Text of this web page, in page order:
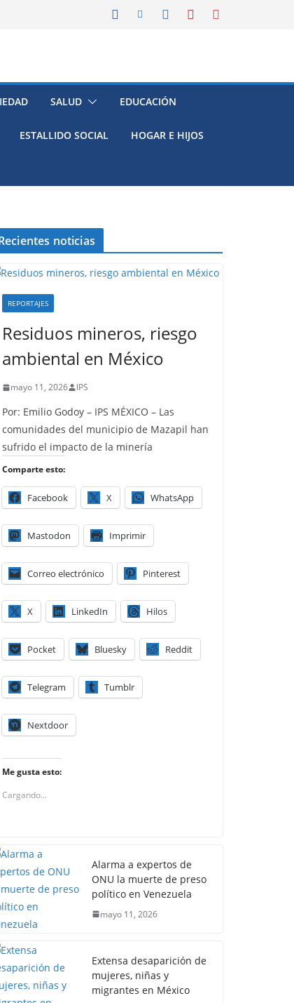
SALUD EDUCACIÓN
ESTALLIDO SOCIAL HOGAR E HIJOS
noticias
REPORTAJES
Residuos mineros, riesgo
ambiental en México
mayo 11, 2026 IPS
Por: Emilio Godoy – IPS MÉXICO – Las
comunidades del municipio de Mazapil han
sufrido el impacto de la minería
Comparte esto:
Facebook X WhatsApp
Mastodon Imprimir
Correo electrónico Pinterest
X LinkedIn Hilos
Pocket Bluesky Reddit
Telegram Tumblr
Nextdoor
Me gusta esto:
Cargando...
Alarma a expertos de
ONU la muerte de preso
político en Venezuela
mayo 11, 2026
Extensa desaparición de
mujeres, niñas y
migrantes en México